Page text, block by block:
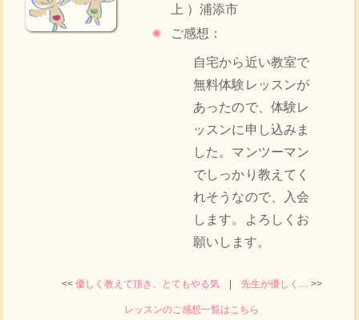
上 ）浦添市
ご感想：
自宅から近い教室で
無料体験レッスンが
あったので、体験レ
ッスンに申し込みま
した。マンツーマン
でしっかり教えてく
れそうなので、入会
します。よろしくお
願いします。
<< 優しく教えて頂き、とてもやる気| 先生が優しく… >>
レッスンのご感想一覧はこちら